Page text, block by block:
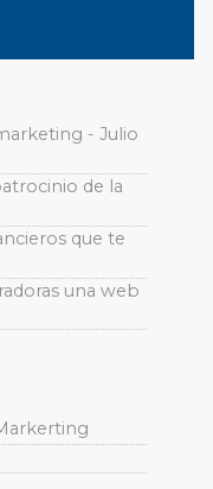
- Julio
de la
que te
una web